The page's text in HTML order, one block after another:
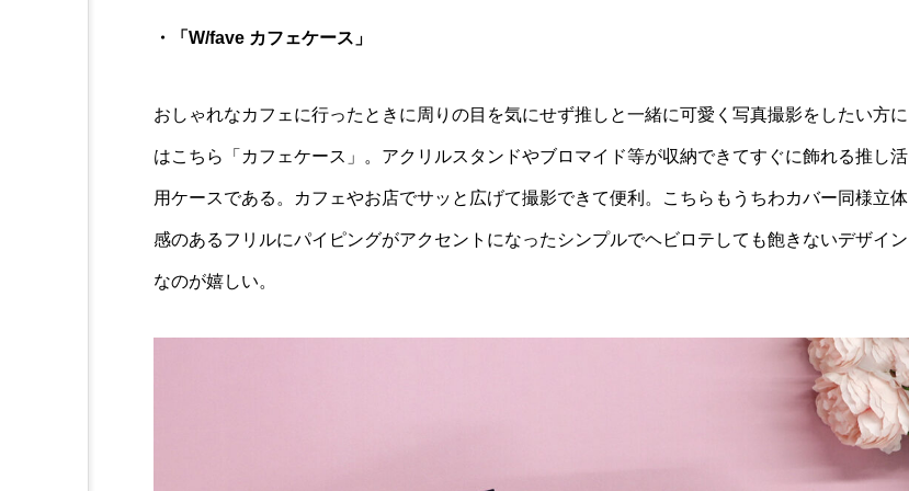
・「W/fave カフェケース」
おしゃれなカフェに行ったときに周りの目を気にせず推しと一緒に可愛く写真撮影をしたい方に
はこちら「カフェケース」。アクリルスタンドやブロマイド等が収納できてすぐに飾れる推し活
用ケースである。カフェやお店でサッと広げて撮影できて便利。こちらもうちわカバー同様立体
感のあるフリルにパイピングがアクセントになったシンプルでヘビロテしても飽きないデザイン
なのが嬉しい。